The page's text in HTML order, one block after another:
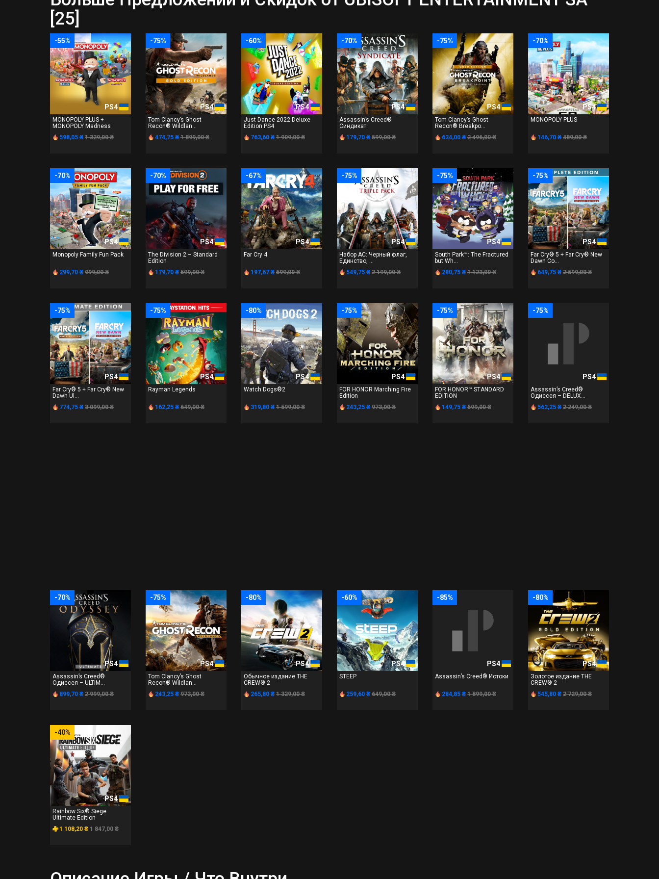
[25]
-55%
PS4
MONOPOLY PLUS +
MONOPOLY Madness
598,05 ₴ 1 329,00 ₴
-75%
PS4
Tom Clancy’s Ghost
Recon® Wildlan...
474,75 ₴ 1 899,00 ₴
-60%
PS4
Just Dance 2022 Deluxe
Edition PS4
763,60 ₴ 1 909,00 ₴
-70%
PS4
Assassin’s Creed®
Синдикат
179,70 ₴ 599,00 ₴
-75%
PS4
Tom Clancy’s Ghost
Recon® Breakpo...
624,00 ₴ 2 496,00 ₴
-70%
PS4
MONOPOLY PLUS
146,70 ₴ 489,00 ₴
-70%
PS4
Monopoly Family Fun Pack
299,70 ₴ 999,00 ₴
-70%
PS4
The Division 2 – Standard
Edition
179,70 ₴ 599,00 ₴
-67%
PS4
Far Cry 4
197,67 ₴ 599,00 ₴
-75%
PS4
Набор AC: Черный флаг,
Единство, ...
549,75 ₴ 2 199,00 ₴
-75%
PS4
South Park™: The Fractured
but Wh...
280,75 ₴ 1 123,00 ₴
-75%
PS4
Far Cry® 5 + Far Cry® New
Dawn Co...
649,75 ₴ 2 599,00 ₴
-75%
PS4
Far Cry® 5 + Far Cry® New
Dawn Ul...
774,75 ₴ 3 099,00 ₴
-75%
PS4
Rayman Legends
162,25 ₴ 649,00 ₴
-80%
PS4
Watch Dogs®2
319,80 ₴ 1 599,00 ₴
-75%
PS4
FOR HONOR Marching Fire
Edition
243,25 ₴ 973,00 ₴
-75%
PS4
FOR HONOR™ STANDARD
EDITION
149,75 ₴ 599,00 ₴
-75%
PS4
Assassin’s Creed®
Одиссея – DELUX...
562,25 ₴ 2 249,00 ₴
-70%
PS4
Assassin’s Creed®
Одиссея – ULTIM...
899,70 ₴ 2 999,00 ₴
-75%
PS4
Tom Clancy’s Ghost
Recon® Wildlan...
243,25 ₴ 973,00 ₴
-80%
PS4
Обычное издание THE
CREW® 2
265,80 ₴ 1 329,00 ₴
-60%
PS4
STEEP
259,60 ₴ 649,00 ₴
-85%
PS4
Assassin’s Creed® Истоки
284,85 ₴ 1 899,00 ₴
-80%
PS4
Золотое издание THE
CREW® 2
545,80 ₴ 2 729,00 ₴
-40%
PS4
Rainbow Six® Siege
Ultimate Edition
1 108,20 ₴ 1 847,00 ₴